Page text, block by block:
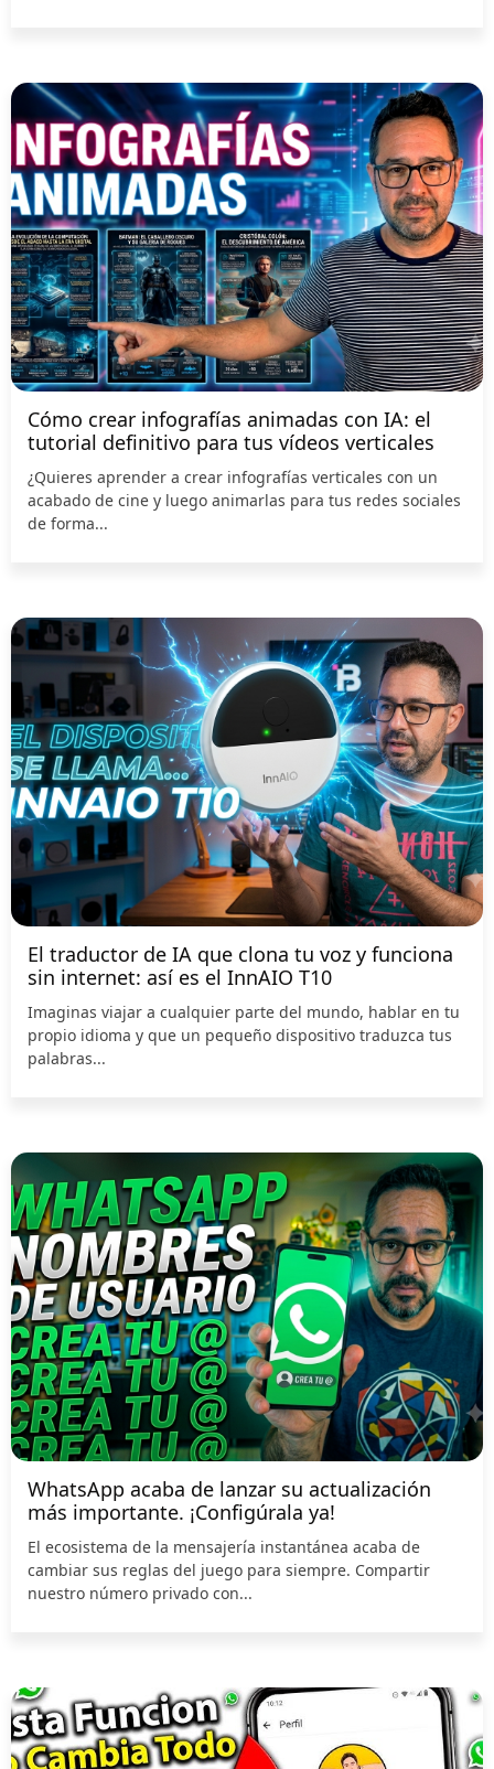
Cómo crear infografías animadas con IA: el
tutorial definitivo para tus vídeos verticales
¿Quieres aprender a crear infografías verticales con un
acabado de cine y luego animarlas para tus redes sociales
de forma...
El traductor de IA que clona tu voz y funciona
sin internet: así es el InnAIO T10
Imaginas viajar a cualquier parte del mundo, hablar en tu
propio idioma y que un pequeño dispositivo traduzca tus
palabras...
WhatsApp acaba de lanzar su actualización
más importante. ¡Configúrala ya!
El ecosistema de la mensajería instantánea acaba de
cambiar sus reglas del juego para siempre. Compartir
nuestro número privado con...